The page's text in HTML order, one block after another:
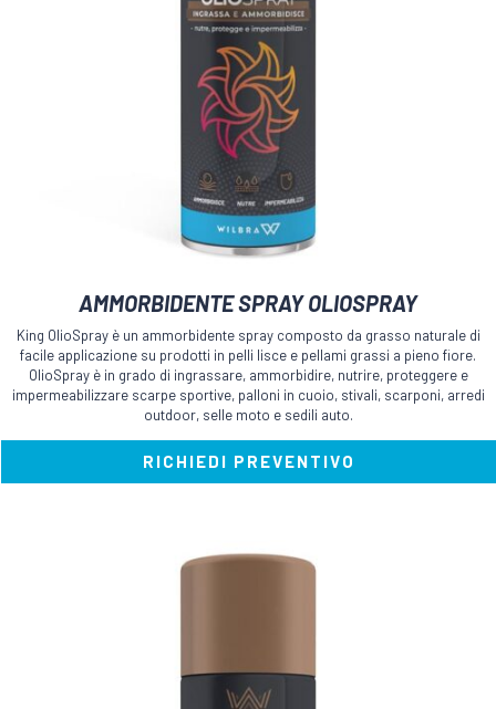
AMMORBIDENTE SPRAY OLIOSPRAY
King OlioSpray è un ammorbidente spray composto da grasso naturale di
facile applicazione su prodotti in pelli lisce e pellami grassi a pieno fiore.
OlioSpray è in grado di ingrassare, ammorbidire, nutrire, proteggere e
impermeabilizzare scarpe sportive, palloni in cuoio, stivali, scarponi, arredi
outdoor, selle moto e sedili auto.
RICHIEDI PREVENTIVO